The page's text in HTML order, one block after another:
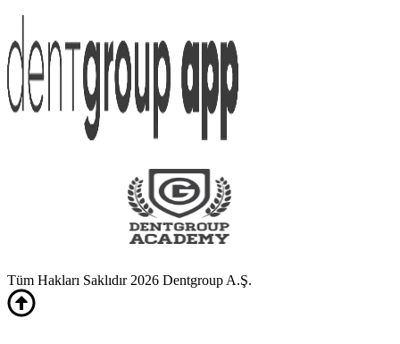
Tüm Hakları Saklıdır 2026 Dentgroup A.Ş.